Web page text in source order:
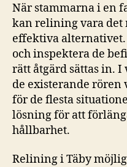
När stammarna i en
kan relining vara det
effektiva
och inspektera de
rätt åtgärd sättas in.
de existerande rören
för de flesta
lösning för att
hållbarhet.
Relining i Täby